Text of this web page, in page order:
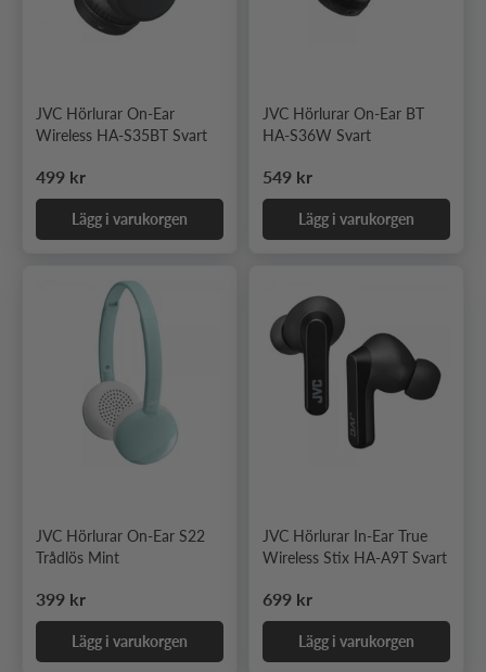
JVC Hörlurar On-Ear
Wireless HA-S35BT Svart
Ordinarie pris
499 kr
Lägg i varukorgen
JVC Hörlurar On-Ear BT
HA-S36W Svart
Ordinarie pris
549 kr
Lägg i varukorgen
JVC Hörlurar On-Ear S22
Trådlös Mint
Ordinarie pris
399 kr
Lägg i varukorgen
JVC Hörlurar In-Ear True
Wireless Stix HA-A9T Svart
Ordinarie pris
699 kr
Lägg i varukorgen